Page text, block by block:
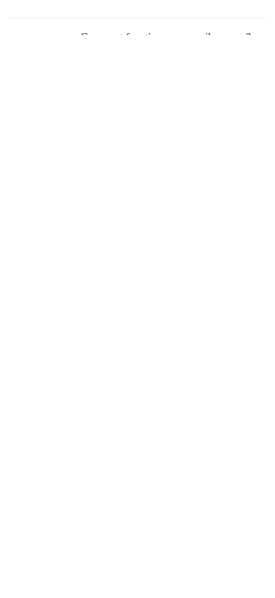
Comment fonctionne un sanibroyeur ?